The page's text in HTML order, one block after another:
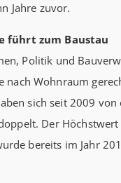
Jahre zuvor.
führt zum Baustau
Politik und
nach Wohnraum
sich seit 2009
Der
bereits im Jahr